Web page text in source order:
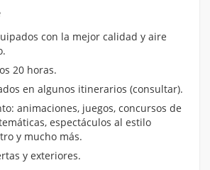
con la mejor calidad y aire
20 horas.
en algunos itinerarios (consultar).
animaciones, juegos, concursos de
espectáculos al estilo
y mucho más.
y exteriores.